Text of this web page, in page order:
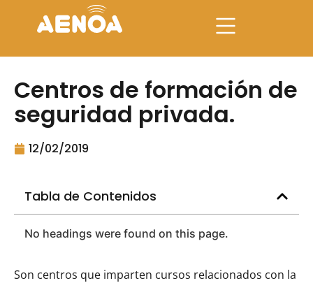
Centros de formación de
seguridad privada.
12/02/2019
Tabla de Contenidos
No headings were found on this page.
Son centros que imparten cursos relacionados con la